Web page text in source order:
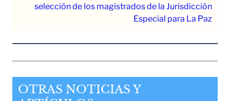
selección de los magistrados de la Jurisdicción
Especial para La Paz
OTRAS NOTICIAS Y